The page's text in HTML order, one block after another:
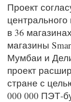
Проект
в 36
магазины
Мумбаи и
проект
стране с
000 000 ПЭТ-